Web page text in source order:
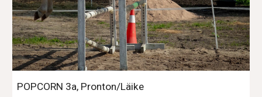
POPCORN 3a, Pronton/Läike